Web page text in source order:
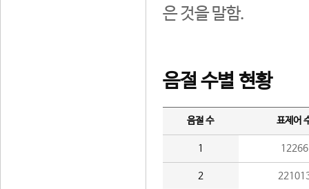
은 것을 말함.
음절 수별 현황
음절 수 표제어
1 12266
2